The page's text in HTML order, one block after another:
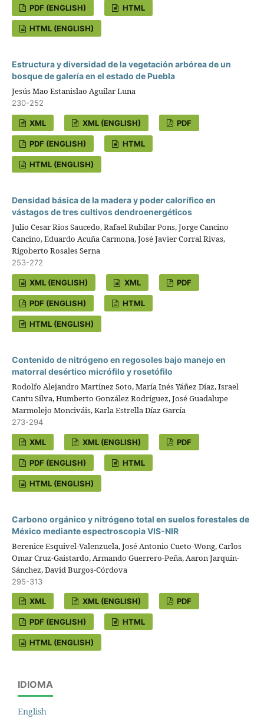
PDF (ENGLISH) HTML
HTML (ENGLISH)
Estructura y diversidad de la vegetación arbórea de un
bosque de galería en el estado de Puebla
Jesús Mao Estanislao Aguilar Luna
230-252
XML XML (ENGLISH) PDF
PDF (ENGLISH) HTML
HTML (ENGLISH)
Densidad básica de la madera y poder calorífico en
vástagos de tres cultivos dendroenergéticos
Julio Cesar Rios Saucedo, Rafael Rubilar Pons, Jorge Cancino
Cancino, Eduardo Acuña Carmona, José Javier Corral Rivas,
Rigoberto Rosales Serna
253-272
XML (ENGLISH) XML PDF
PDF (ENGLISH) HTML
HTML (ENGLISH)
Contenido de nitrógeno en regosoles bajo manejo en
matorral desértico micrófilo y rosetófilo
Rodolfo Alejandro Martínez Soto, María Inés Yáñez Díaz, Israel
Cantu Silva, Humberto González Rodríguez, José Guadalupe
Marmolejo Monciváis, Karla Estrella Díaz García
273-294
XML XML (ENGLISH) PDF
PDF (ENGLISH) HTML
HTML (ENGLISH)
Carbono orgánico y nitrógeno total en suelos forestales de
México mediante espectroscopia VIS-NIR
Berenice Esquivel-Valenzuela, José Antonio Cueto-Wong, Carlos
Omar Cruz-Gaistardo, Armando Guerrero-Peña, Aaron Jarquín-
Sánchez, David Burgos-Córdova
295-313
XML XML (ENGLISH) PDF
PDF (ENGLISH) HTML
HTML (ENGLISH)
IDIOMA
English